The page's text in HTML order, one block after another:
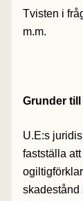
Tvisten i
m.m.
Grunder
U.E:s
fastställa
skadestånd